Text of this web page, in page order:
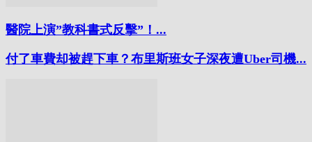
醫院上演”教科書式反擊”！...
付了車費却被趕下車？布里斯班女子深夜遭Uber司機...